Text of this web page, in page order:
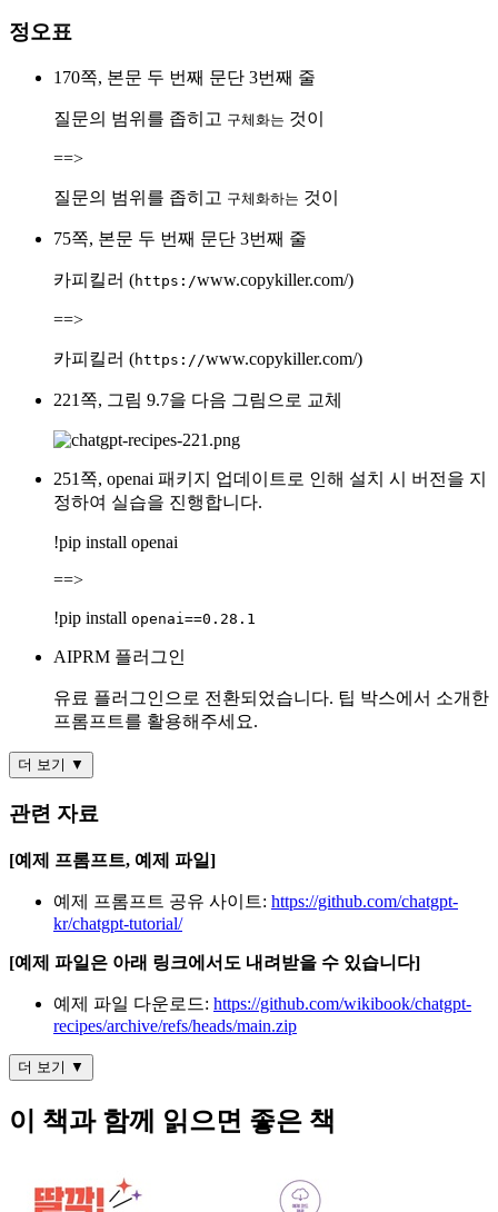
정오표
170쪽, 본문 두 번째 문단 3번째 줄
질문의 범위를 좁히고 구체화는 것이
==>
질문의 범위를 좁히고 구체화하는 것이
75쪽, 본문 두 번째 문단 3번째 줄
카피킬러 (https:/www.copykiller.com/)
==>
카피킬러 (https://www.copykiller.com/)
221쪽, 그림 9.7을 다음 그림으로 교체
251쪽, openai 패키지 업데이트로 인해 설치 시 버전을 지
정하여 실습을 진행합니다.
!pip install openai
==>
!pip install openai==0.28.1
AIPRM 플러그인
유료 플러그인으로 전환되었습니다. 팁 박스에서 소개한
프롬프트를 활용해주세요.
더 보기 ▼
관련 자료
[예제 프롬프트, 예제 파일]
예제 프롬프트 공유 사이트: https://github.com/chatgpt-
kr/chatgpt-tutorial/
[예제 파일은 아래 링크에서도 내려받을 수 있습니다]
예제 파일 다운로드: https://github.com/wikibook/chatgpt-
recipes/archive/refs/heads/main.zip
더 보기 ▼
이 책과 함께 읽으면 좋은 책